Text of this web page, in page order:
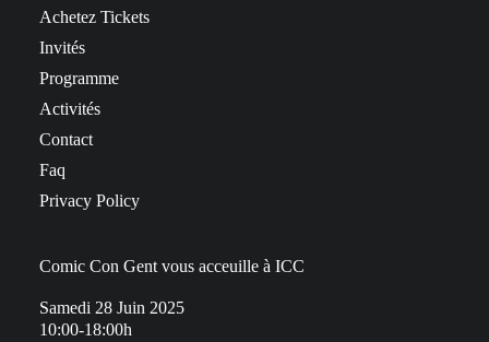
Achetez Tickets
Invités
Programme
Activités
Contact
Faq
Privacy Policy
Comic Con Gent vous acceuille à ICC
Samedi 28 Juin 2025
10:00-18:00h